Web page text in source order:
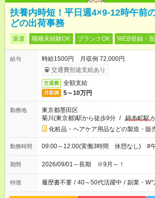
扶養内時短！平日週4×9-12時午前
どの出荷事務
派遣 職種未経験OK ブランクOK WEB登録・
給与
時給1500円 月収例 72,000円
交通費別途支給あり
交通費 全額支給
月収例 5～10万円
勤務地
東京都墨田区
菊川(東京都)駅から徒歩9分 / 錦糸町駅
化粧品・ヘアケア用品などの製造・販
勤務時間 09:00～12:00(実働3時間 休憩なし) #
期間 2026/09/01～長期 ※9月～！
特徴 履歴書不要 / 40～50代活躍中 / 副業・W